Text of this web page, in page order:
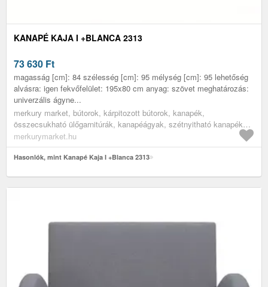
KANAPÉ KAJA I +BLANCA 2313
73 630 Ft
magasság [cm]: 84 szélesség [cm]: 95 mélység [cm]: 95 lehetőség
alvásra: igen fekvőfelület: 195x80 cm anyag: szövet meghatározás:
univerzális ágyne...
merkury market, bútorok, kárpitozott bútorok, kanapék,
összecsukható ülőgarnitúrák, kanapéágyak, szétnyitható kanapék
alvásra, kinyitható kanapé, gyerek szófa, egyszemélyes szétnyitható
gyerek kanapék
merkurymarket.hu
Hasonlók, mint Kanapé Kaja I +Blanca 2313